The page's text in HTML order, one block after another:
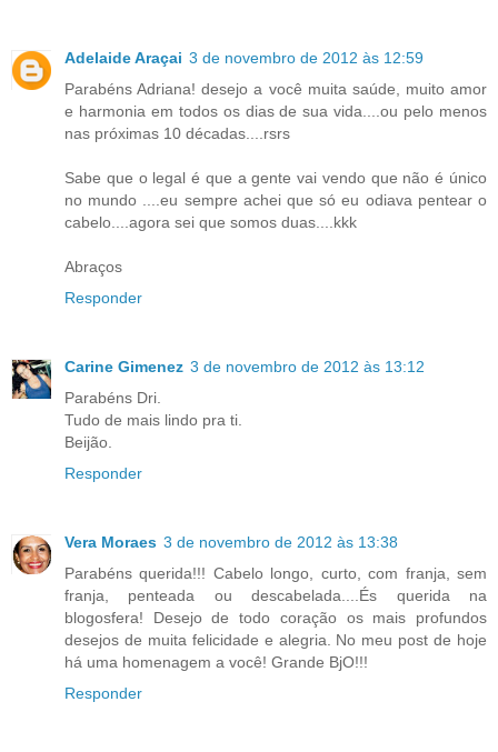
Adelaide Araçai 3 de novembro de 2012 às 12:59
Parabéns Adriana! desejo a você muita saúde, muito amor
e harmonia em todos os dias de sua vida....ou pelo menos
nas próximas 10 décadas....rsrs
Sabe que o legal é que a gente vai vendo que não é único
no mundo ....eu sempre achei que só eu odiava pentear o
cabelo....agora sei que somos duas....kkk
Abraços
Responder
Carine Gimenez 3 de novembro de 2012 às 13:12
Parabéns Dri.
Tudo de mais lindo pra ti.
Beijão.
Responder
Vera Moraes 3 de novembro de 2012 às 13:38
Parabéns querida!!! Cabelo longo, curto, com franja, sem
franja, penteada ou descabelada....És querida na
blogosfera! Desejo de todo coração os mais profundos
desejos de muita felicidade e alegria. No meu post de hoje
há uma homenagem a você! Grande BjO!!!
Responder